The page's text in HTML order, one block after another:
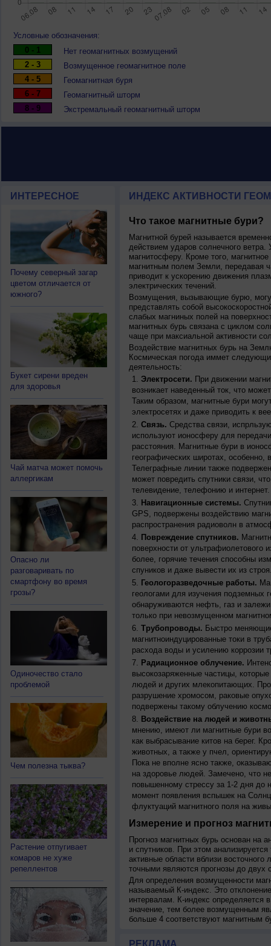
Условные обозначения:
0 - 1
Нет геомагнитных возмущений
2 - 3
Возмущенное геомагнитное поле
4 - 5
Геомагнитная буря
6 - 7
Геомагнитный шторм
8 - 9
Экстремальный геомагнитный шторм
ИНТЕРЕСНОЕ
Почему северный загар
цветом отличается от
южного?
Букет сирени вреден
для здоровья
Чай матча может помочь
аллергикам
Опасно ли
разговаривать по
смартфону во время
грозы?
Одиночество стало
проблемой
Чем полезна тыква?
Растение отпугивает
комаров не хуже
репеллентов
ИНДЕКС АКТИВНОСТИ
Что такое магнитные бури?
Магнитной бурей называется
действием ударов солнечного ветра.
магнитосферу. Кроме того,
магнитным полем Земли, передавая
приводит к ускорению движения
электрических течений.
Возмущения, вызывающие бурю,
представлять собой
слабых магниных полей на
магнитных бурь связана с циклом
чаще при максиальной активности
Воздействие магнитных бурь на
Космическая погода иммет
деятельность:
Электросети. При движении
возникает наведенный ток, что
Таким образом, магнитные бури
электросетях и даже приводить к
Связь. Средства связи,
используют ионосферу для
расстояния. Магнитные бури в
географических широтах,
Телеграфные линии также
может повредить спутники связи,
телевидение, телефонию и интернет.
Навигационные системы.
GPS, подвержены воздействию
распространения радиоволн в
Повреждение спутников.
поверхности от ультрафиолетового
более, горячие течения способны
спуников и даже вывести их из
Геологоразведочные работы.
геологами для изучения подземных
обнаруживаются нефть, газ и
только при невозмущенном
Трубопроводы. Быстро
магнитноиндуцированные токи в
расхода воды и усилению коррозии
Радиационное облучение.
высокозаряженные частицы,
людей и других млекопитающих.
разрушение хромосом, раковые
подвержены такому облучению
Воздействие на людей и
мнению, имеют ли магнитные бури
как выбрасывание китов на берег.
животных, а также у пчел,
Пока не вполне ясно также,
на здоровье людей. Замечено, что
повышенному стрессу за 1-2 дня до
момент появления вспышек на
флуктуаций магнитного поля на
Измерение и прогноз
Прогноз магнитных бурь основан на
и спутников. При этом
активные области вблизи
точными являются прогнозы до двух
Для определения возмущенности
называемый К-индекс. Это
интервалам. К-индекс определяется
значение, тем более возмущенным
больше 4 соответствуют магнитным
РЕКЛАМА